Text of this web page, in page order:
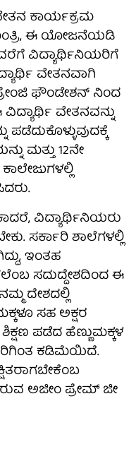
ಕಾರ್ಯಕ್ರಮ
ಈ ಯೋಜನೆಯಡಿ
ವಿದ್ಯಾರ್ಥಿನಿಯರಿಗೆ
ವೇತನವಾಗಿ
ಫೌಂಡೇಶನ್ ನಿಂದ
ವೇತನವನ್ನು
ಪಡೆದುಕೊಳ್ಳುವುದಕ್ಕೆ
ಮತ್ತು 12ನೇ
ವಿದ್ಯಾರ್ಥಿನಿಯರು
ಸರ್ಕಾರಿ ಶಾಲೆಗಳಲ್ಲಿ
ಇಂತಹ
ಸದುದ್ದೇಶದಿಂದ ಈ
ದೇಶದಲ್ಲಿ
ಸಹ ಅಕ್ಷರ
ಪಡೆದ ಹೆಣ್ಣುಮಕ್ಕಳ
ಕಡಿಮೆಯಿದೆ.
ಅಜೀಂ ಪ್ರೇಮ್ ಜೀ